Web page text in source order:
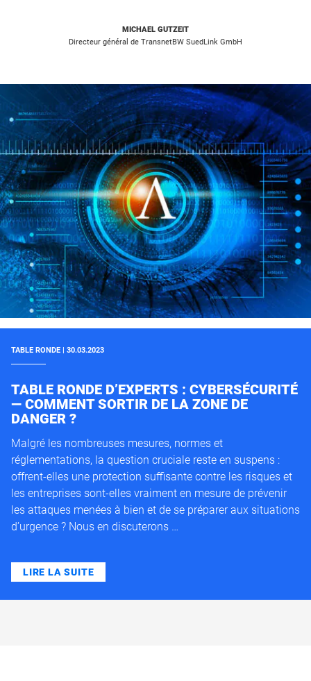
MICHAEL GUTZEIT
Directeur général de TransnetBW SuedLink GmbH
TABLE RONDE | 30.03.2023
TABLE RONDE D’EXPERTS : CYBERSÉCURITÉ
— COMMENT SORTIR DE LA ZONE DE
DANGER ?
Malgré les nombreuses mesures, normes et
réglementations, la question cruciale reste en suspens :
offrent-elles une protection suffisante contre les risques et
les entreprises sont-elles vraiment en mesure de prévenir
les attaques menées à bien et de se préparer aux situations
d’urgence ? Nous en discuterons …
LIRE LA SUITE